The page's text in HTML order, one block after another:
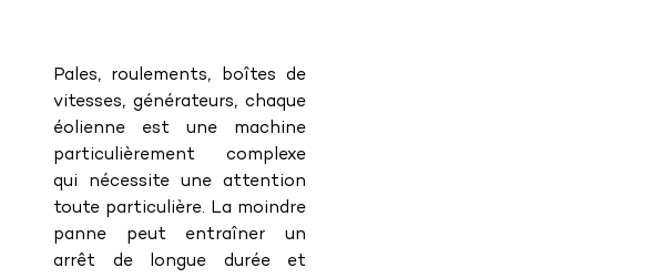
Pales, roulements, boîtes de
vitesses, générateurs, chaque
éolienne est une machine
particulièrement complexe
qui nécessite une attention
toute particulière. La moindre
panne peut entraîner un
arrêt de longue durée et